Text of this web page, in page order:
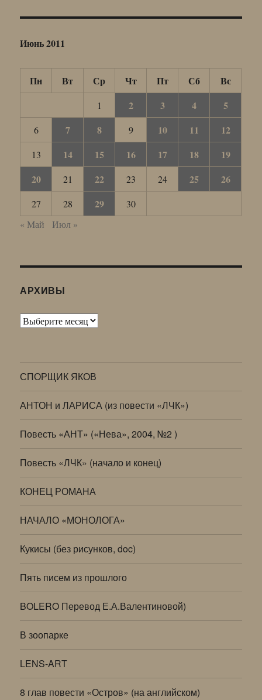
Июнь 2011
Пн Вт Ср Чт Пт Сб Вс
1 2 3 4 5
6 7 8 9 10 11 12
13 14 15 16 17 18
19
20
21 22 23 24 25 26
27 28 29
30
« Май
Июл »
АРХИВЫ
Архивы
СПОРЩИК ЯКОВ
АНТОН и ЛАРИСА (из повести «ЛЧК»)
Повесть «АНТ» («Нева», 2004, №2 )
Повесть «ЛЧК» (начало и конец)
КОНЕЦ РОМАНА
НАЧАЛО «МОНОЛОГА»
Кукисы (без рисунков, doc)
Пять писем из прошлого
BOLERO Перевод Е.А.Валентиновой)
В зоопарке
LENS-ART
8 глав повести «Остров» (на английском)